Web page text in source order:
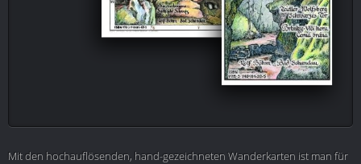
Mit den hochauflösenden, hand-gezeichneten Wanderkarten ist man für